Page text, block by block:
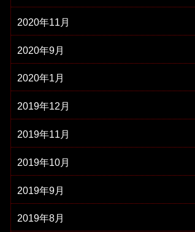
2020年11月
2020年9月
2020年1月
2019年12月
2019年11月
2019年10月
2019年9月
2019年8月